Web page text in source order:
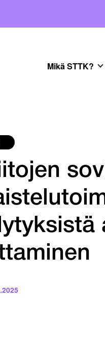
Mikä STTK?